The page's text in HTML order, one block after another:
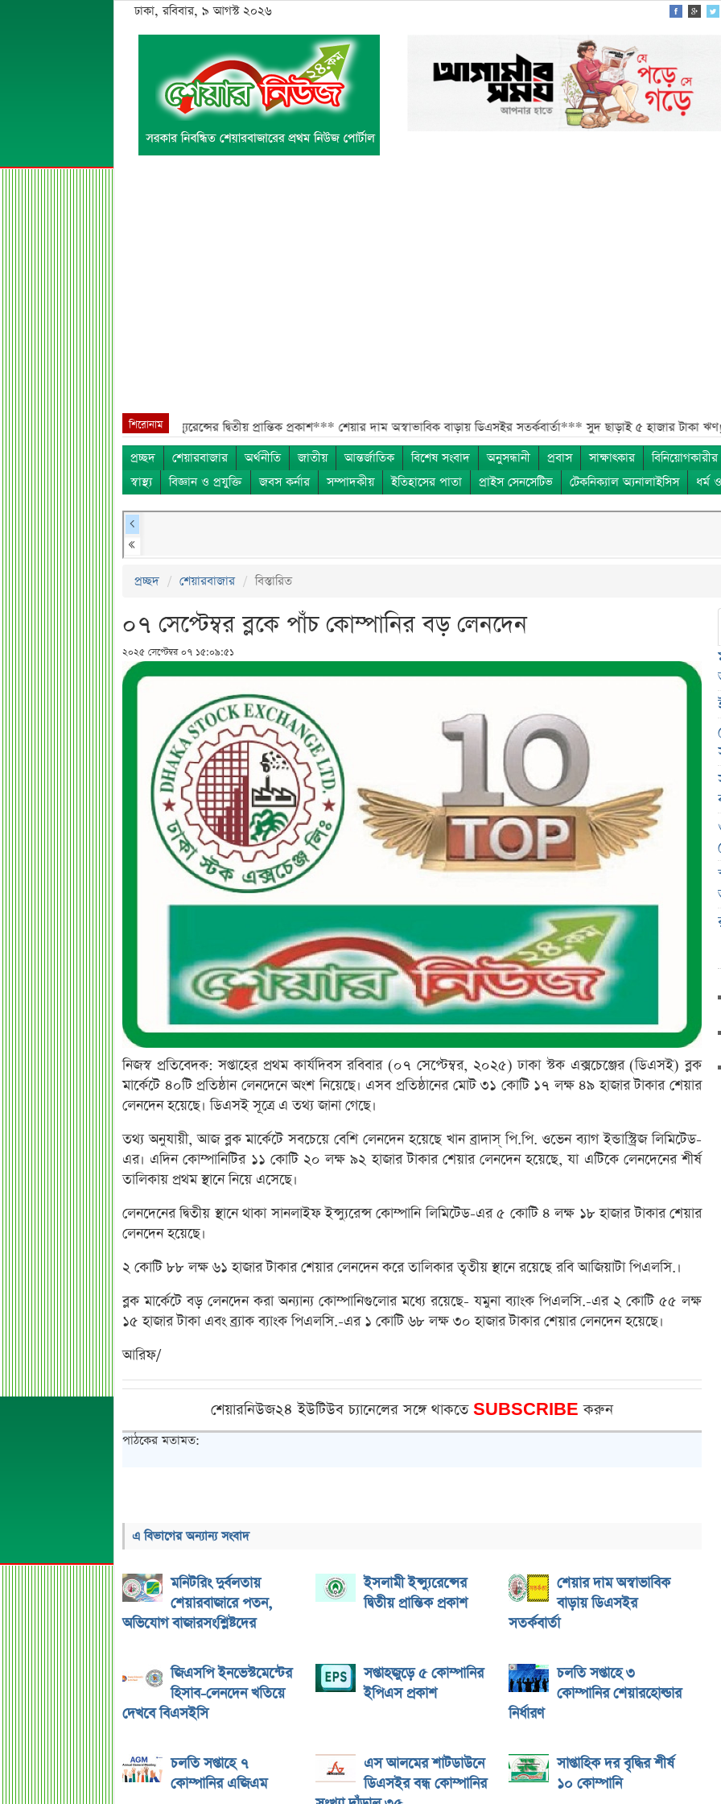
ঢাকা, রবিবার, ৯ আগস্ট ২০২৬
শিরোনাম
ইসলামী ইন্স্যুরেন্সের দ্বিতীয় প্রান্তিক প্রকাশ*** শেয়ার দাম অস্বাভাবিক বাড়ায় ডিএসইর সতর্কবার্তা*** সুদ ছাড়াই ৫ হাজার টাকা ঋণ!
প্রচ্ছদ
শেয়ারবাজার অর্থনীতি জাতীয় আন্তর্জাতিক বিশেষ সংবাদ অনুসন্ধানী প্রবাস সাক্ষাৎকার
স্বাস্থ্য
বিজ্ঞান ও প্রযুক্তি জবস কর্নার সম্পাদকীয় ইতিহাসের পাতা প্রাইস সেনসেটিভ টেকনিক্যাল অ্যনালাইসিস ধর্ম
প্রচ্ছদ শেয়ারবাজার বিস্তারিত
০৭ সেপ্টেম্বর ব্লকে পাঁচ কোম্পানির বড় লেনদেন
২০২৫ সেপ্টেম্বর ০৭ ১৫:০৯:৫১
নিজস্ব প্রতিবেদক: সপ্তাহের প্রথম কার্যদিবস রবিবার (০৭ সেপ্টেম্বর, ২০২৫) ঢাকা স্টক এক্সচেঞ্জের (ডিএসই) ব্লক
মার্কেটে ৪০টি প্রতিষ্ঠান লেনদেনে অংশ নিয়েছে। এসব প্রতিষ্ঠানের মোট ৩১ কোটি ১৭ লক্ষ ৪৯ হাজার টাকার শেয়ার
লেনদেন হয়েছে। ডিএসই সূত্রে এ তথ্য জানা গেছে।
তথ্য অনুযায়ী, আজ ব্লক মার্কেটে সবচেয়ে বেশি লেনদেন হয়েছে খান ব্রাদাস্‌ পি.পি. ওভেন ব্যাগ ইন্ডাস্ট্রিজ লিমিটেড-
এর। এদিন কোম্পানিটির ১১ কোটি ২০ লক্ষ ৯২ হাজার টাকার শেয়ার লেনদেন হয়েছে, যা এটিকে লেনদেনের শীর্ষ
তালিকায় প্রথম স্থানে নিয়ে এসেছে।
লেনদেনের দ্বিতীয় স্থানে থাকা সানলাইফ ইন্স্যুরেন্স কোম্পানি লিমিটেড-এর ৫ কোটি ৪ লক্ষ ১৮ হাজার টাকার শেয়ার
লেনদেন হয়েছে।
২ কোটি ৮৮ লক্ষ ৬১ হাজার টাকার শেয়ার লেনদেন করে তালিকার তৃতীয় স্থানে রয়েছে রবি আজিয়াটা পিএলসি.।
ব্লক মার্কেটে বড় লেনদেন করা অন্যান্য কোম্পানিগুলোর মধ্যে রয়েছে- যমুনা ব্যাংক পিএলসি.-এর ২ কোটি ৫৫ লক্ষ
১৫ হাজার টাকা এবং ব্র্যাক ব্যাংক পিএলসি.-এর ১ কোটি ৬৮ লক্ষ ৩০ হাজার টাকার শেয়ার লেনদেন হয়েছে।
আরিফ/
শেয়ারনিউজ২৪ ইউটিউব চ্যানেলের সঙ্গে থাকতে SUBSCRIBEকরুন
পাঠকের মতামত:
এ বিভাগের অন্যান্য সংবাদ
মনিটরিং দুর্বলতায়
শেয়ারবাজারে পতন,
অভিযোগ বাজারসংশ্লিষ্টদের
ইসলামী ইন্স্যুরেন্সের
দ্বিতীয় প্রান্তিক প্রকাশ
শেয়ার দাম অস্বাভাবিক
বাড়ায় ডিএসইর
সতর্কবার্তা
জিএসপি ইনভেস্টমেন্টের
হিসাব-লেনদেন খতিয়ে
দেখবে বিএসইসি
সপ্তাহজুড়ে ৫ কোম্পানির
ইপিএস প্রকাশ
চলতি সপ্তাহে ৩
কোম্পানির শেয়ারহোল্ডার
নির্ধারণ
চলতি সপ্তাহে ৭
কোম্পানির এজিএম
এস আলমের শাটডাউনে
ডিএসইর বন্ধ কোম্পানির
সাপ্তাহিক দর বৃদ্ধির শীর্ষ
১০ কোম্পানি